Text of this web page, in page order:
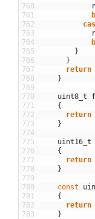
760
761
762
763
764
765
766
767
768
769
770
771
772
773
774
775
776
777
778
779
780
781
782
783
}
}
return
}
uint8 t
{
return
}
uint16 t
{
return
}
const
{
return
}